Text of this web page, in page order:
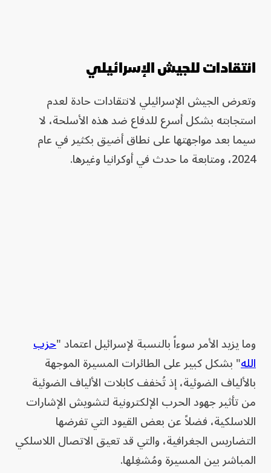
انتقادات للجيش الإسرائيلي
وتعرض الجيش الإسرائيلي لانتقادات حادة لعدم
استجابته بشكل أسرع للدفاع ضد هذه الأسلحة، لا
سيما بعد مواجهتها على نطاق أضيق بكثير في عام
2024، ومتابعة ما حدث في أوكرانيا وغيرها.
وما يزيد الأمر سوءاً بالنسبة لإسرائيل اعتماد "حزب
الله" بشكل كبير على الطائرات المسيرة الموجهة
بالألياف الضوئية، إذ تُخفف كابلات الألياف الضوئية
من تأثير جهود الحرب الإلكترونية لتشويش الإشارات
اللاسلكية، فضلاً عن بعض القيود التي تفرضها
التضاريس الجغرافية، والتي قد تعيق الاتصال اللاسلكي
المباشر بين المسيرة ومُشغِلها.